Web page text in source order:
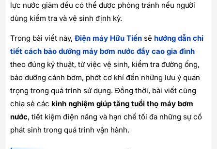
lực nước giảm đều có thể được phòng tránh nếu người
dùng kiểm tra và vệ sinh định kỳ.
Trong bài viết này, Điện máy Hữu Tiến sẽ hướng dẫn chi
tiết cách bảo dưỡng máy bơm nước đẩy cao gia đình
theo đúng kỹ thuật, từ việc vệ sinh, kiểm tra đường ống,
bảo dưỡng cánh bơm, phớt cơ khí đến những lưu ý quan
trọng trong quá trình sử dụng. Đồng thời, bài viết cũng
chia sẻ các kinh nghiệm giúp tăng tuổi thọ máy bơm
nước, tiết kiệm điện năng và hạn chế tối đa những sự cố
phát sinh trong quá trình vận hành.